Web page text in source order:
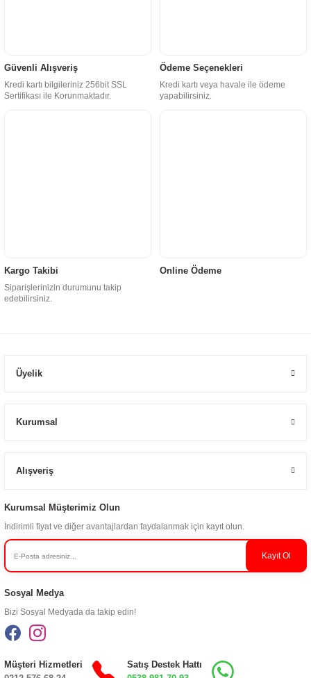
Güvenli Alışveriş
Kredi kartı bilgileriniz 256bit SSL
Sertifikası ile Korunmaktadır.
Ödeme Seçenekleri
Kredi kartı veya havale ile ödeme
yapabilirsiniz.
Kargo Takibi
Siparişlerinizin durumunu takip
edebilirsiniz.
Online Ödeme
Üyelik
Kurumsal
Alışveriş
Kurumsal Müşterimiz Olun
İndirimli fiyat ve diğer avantajlardan faydalanmak için kayıt olun.
Kayıt Ol
Sosyal Medya
Bizi Sosyal Medyada da takip edin!
Müşteri Hizmetleri
Satış Destek Hattı